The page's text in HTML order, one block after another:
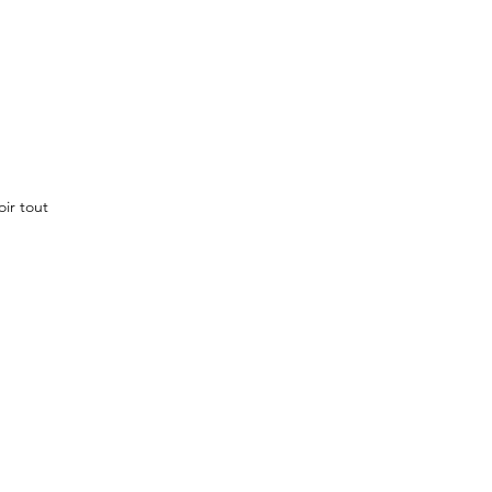
tout